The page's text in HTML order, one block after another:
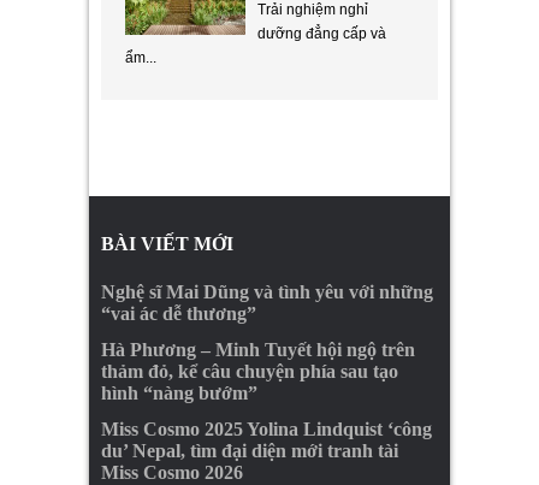
Trải nghiệm nghỉ
dưỡng đẳng cấp và
ẩm...
BÀI VIẾT MỚI
Nghệ sĩ Mai Dũng và tình yêu với những
“vai ác dễ thương”
Hà Phương – Minh Tuyết hội ngộ trên
thảm đỏ, kể câu chuyện phía sau tạo
hình “nàng bướm”
Miss Cosmo 2025 Yolina Lindquist ‘công
du’ Nepal, tìm đại diện mới tranh tài
Miss Cosmo 2026